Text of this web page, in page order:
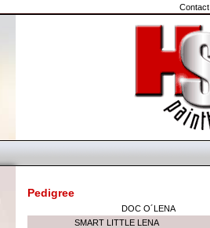
Contact
Pedigree
DOC O´LENA
SMART LITTLE LENA